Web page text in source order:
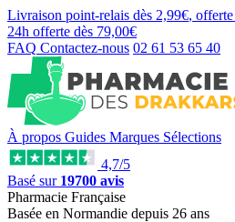
Livraison point-relais dès 2,99€, offerte
24h offerte dès 79,00€
FAQ Contactez-nous 02 61 53 65 40
À propos Guides Marques Sélections
4,7/5
Basé sur 19700 avis
Pharmacie Française
Basée en Normandie depuis 26 ans